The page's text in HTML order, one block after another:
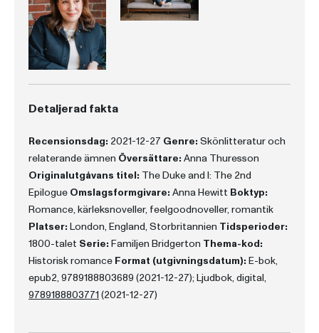
Detaljerad fakta
Recensionsdag: 2021-12-27 Genre: Skönlitteratur och
relaterande ämnen Översättare: Anna Thuresson
Originalutgåvans titel: The Duke and I: The 2nd
Epilogue Omslagsformgivare: Anna Hewitt Boktyp:
Romance, kärleksnoveller, feelgoodnoveller, romantik
Platser: London, England, Storbritannien Tidsperioder:
1800-talet Serie: Familjen Bridgerton Thema-kod:
Historisk romance Format (utgivningsdatum): E-bok,
epub2, 9789188803689 (2021-12-27); Ljudbok, digital,
9789188803771 (2021-12-27)